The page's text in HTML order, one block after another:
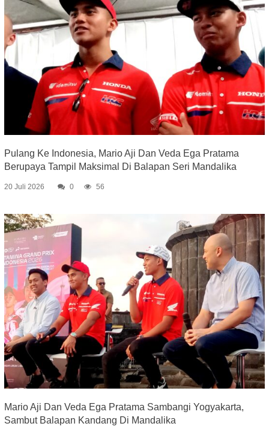
Pulang Ke Indonesia, Mario Aji Dan Veda Ega Pratama
Berupaya Tampil Maksimal Di Balapan Seri Mandalika
20 Juli 2026 0 56
Mario Aji Dan Veda Ega Pratama Sambangi Yogyakarta,
Sambut Balapan Kandang Di Mandalika